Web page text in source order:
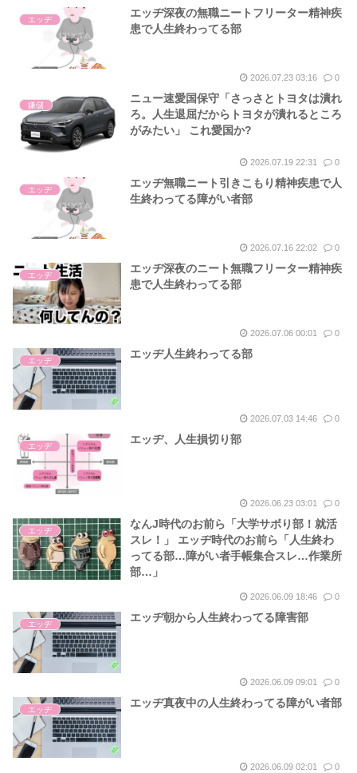
エッヂ
エッヂ深夜の無職ニートフリーター精神疾
患で人生終わってる部
2026.07.23 03:16 0
嫌儲
ニュー速愛国保守「さっさとトヨタは潰れ
ろ。人生退屈だからトヨタが潰れるところ
がみたい」 これ愛国か?
2026.07.19 22:31 0
エッヂ
エッヂ無職ニート引きこもり精神疾患で人
生終わってる障がい者部
2026.07.16 22:02 0
エッヂ
エッヂ深夜のニート無職フリーター精神疾
患で人生終わってる部
2026.07.06 00:01 0
エッヂ
エッヂ人生終わってる部
2026.07.03 14:46 0
エッヂ
エッヂ、人生損切り部
2026.06.23 03:01 0
エッヂ
なんJ時代のお前ら「大学サボり部！就活
スレ！」 エッヂ時代のお前ら「人生終わ
ってる部…障がい者手帳集合スレ…作業所
部…」
2026.06.09 18:46 0
エッヂ
エッヂ朝から人生終わってる障害部
2026.06.09 09:01 0
エッヂ
エッヂ真夜中の人生終わってる障がい者部
2026.06.09 02:01 0